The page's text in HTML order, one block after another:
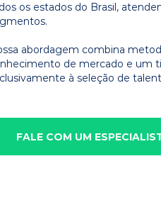
os estados do Brasil,
abordagem combina
de mercado e um
à seleção de
FALE COM UM